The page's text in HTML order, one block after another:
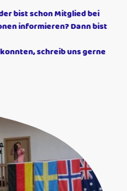
bist schon Mitglied bei
informieren? Dann bist
schreib uns gerne